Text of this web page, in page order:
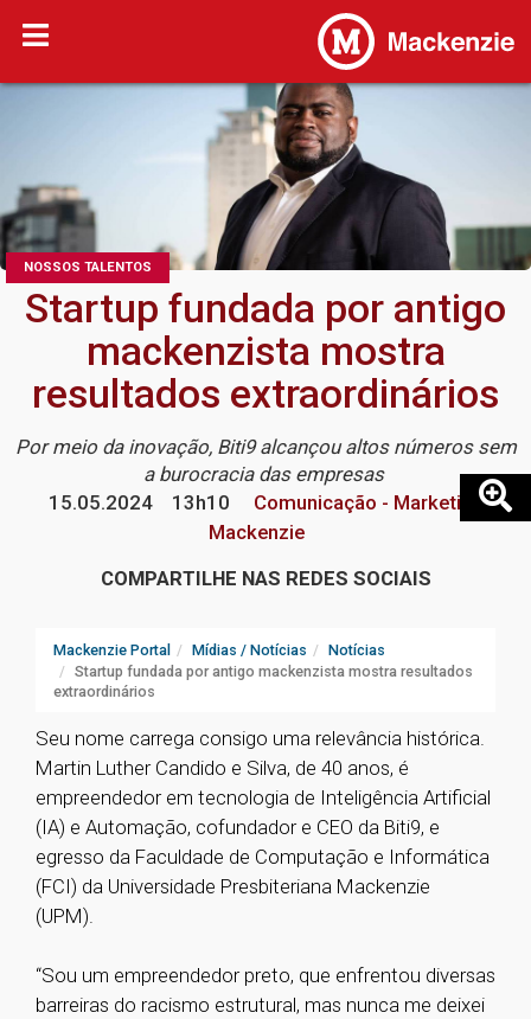
NOSSOS TALENTOS
Startup fundada por antigo
mackenzista mostra
resultados extraordinários
Por meio da inovação, Biti9 alcançou altos números sem
a burocracia das empresas
15.05.2024
13h10
Comunicação - Marketing
Mackenzie
COMPARTILHE NAS REDES SOCIAIS
Mackenzie Portal Mídias / Notícias
Notícias
Startup fundada por antigo mackenzista mostra resultados
extraordinários
Seu nome carrega consigo uma relevância histórica.
Martin Luther Candido e Silva, de 40 anos, é
empreendedor em tecnologia de Inteligência Artificial
(IA) e Automação, cofundador e CEO da Biti9, e
egresso da Faculdade de Computação e Informática
(FCI) da Universidade Presbiteriana Mackenzie
(UPM).
“Sou um empreendedor preto, que enfrentou diversas
barreiras do racismo estrutural, mas nunca me deixei